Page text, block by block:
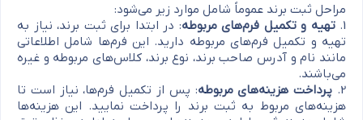
مراحل ثبت برند عموماً شامل موارد زیر می‌شود:
1. تهیه و تکمیل فرم‌های مربوطه: در ابتدا برای ثبت برند، نیاز به
تهیه و تکمیل فرم‌های مربوطه دارید. این فرم‌ها شامل اطلاعاتی
مانند نام و آدرس صاحب برند، نوع برند، کلاس‌های مربوطه و غیره
می‌باشند.
2. پرداخت هزینه‌های مربوطه: پس از تکمیل فرم‌ها، نیاز است تا
هزینه‌های مربوط به ثبت برند را پرداخت نمایید. این هزینه‌ها